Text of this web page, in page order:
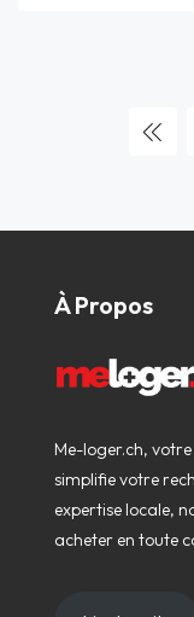
À Propos
Me-loger.ch,
simplifie votre
expertise locale,
acheter en toute